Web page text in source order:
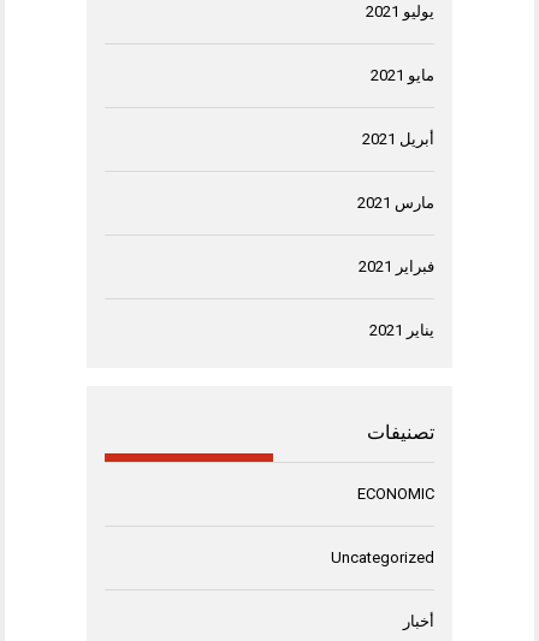
يوليو 2021
مايو 2021
أبريل 2021
مارس 2021
فبراير 2021
يناير 2021
تصنيفات
ECONOMIC
Uncategorized
أخبار